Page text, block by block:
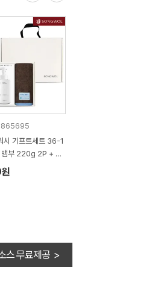
865695
시 기프트세트 36-1
뱀부 220g 2P + 생
1P)
스 무료제공 >